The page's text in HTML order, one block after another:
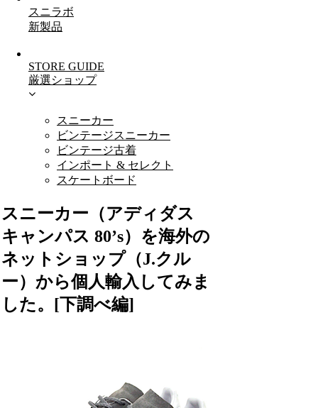
スニラボ
新製品
STORE GUIDE
厳選ショップ
スニーカー
ビンテージスニーカー
ビンテージ古着
インポート & セレクト
スケートボード
スニーカー（アディダス
キャンパス 80’s）を海外の
ネットショップ（J.クル
ー）から個人輸入してみま
した。[下調べ編]